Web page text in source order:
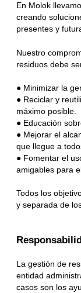
En Molok
creando
presentes y
Nuestro
residuos debe
● Minimizar la
● Reciclar y
máximo posible.
● Educación
● Mejorar el
que llegue a
● Fomentar el
amigables para
Todos los
y separada de
La gestión de
entidad
casos son los